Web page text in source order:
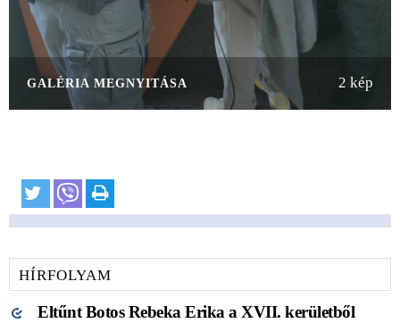
2 kép
GALÉRIA MEGNYITÁSA
HÍRFOLYAM
Eltűnt Botos Rebeka Erika a XVII. kerületből